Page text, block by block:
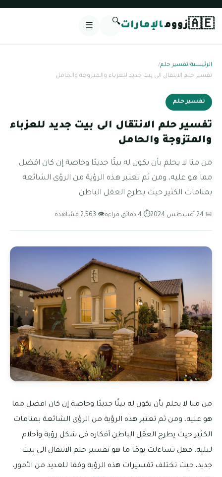
🇦🇪زوومالإمارات🔍
☰
الرئيسية/تفسير حلم/
تفسير حلم الانتقال الى بيت جديد للعزباء والمتزوجة والحامل
تفسير حلم
تفسير حلم الانتقال الى بيت جديد للعزباء
والمتزوجة والحامل
من منا لا يحلم بأن يكون له بيتًا جديدًا وخاصة إن كان افضل
مما هو عليه، ومن ثم تعتبر هذه الرؤية من الرؤى الشائعة
بمنامات الكثير حيث يطرح العقل الباطن
📅 24 أغسطس 2024 ⏱ 4 دقائق قراءة 👁 2,563 مشاهدة
من منا لا يحلم بأن يكون له بيتًا جديدًا وخاصة إن كان افضل مما
هو عليه، ومن ثم تعتبر هذه الرؤية من الرؤى الشائعة بمنامات
الكثير حيث يطرح العقل الباطن أفكاره في شكل رؤية وأحلام
ليليه، فهل تساءلت يومًا ما هو تفسير حلم الانتقال الى بيت
جديد، حيث تختلف تفسيرات هذه الرؤية وفقا للعديد من الأمور،